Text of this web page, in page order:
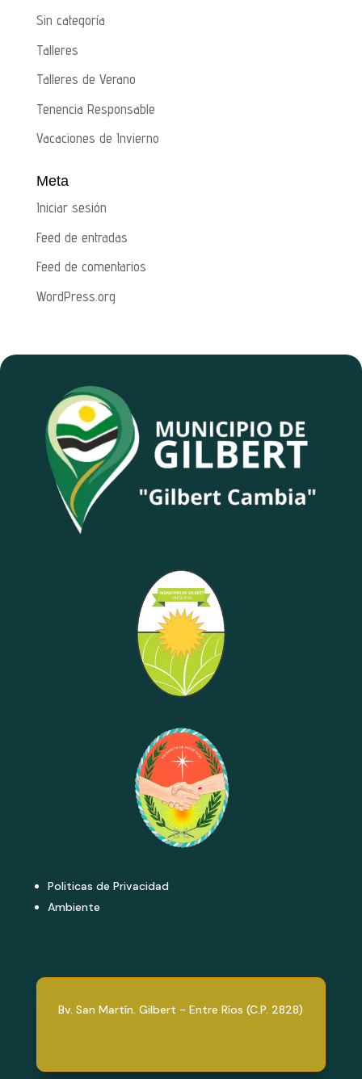
Sin categoría
Talleres
Talleres de Verano
Tenencia Responsable
Vacaciones de Invierno
Meta
Iniciar sesión
Feed de entradas
Feed de comentarios
WordPress.org
Politicas de Privacidad
Ambiente
Bv. San Martín. Gilbert - Entre Ríos (C.P. 2828)